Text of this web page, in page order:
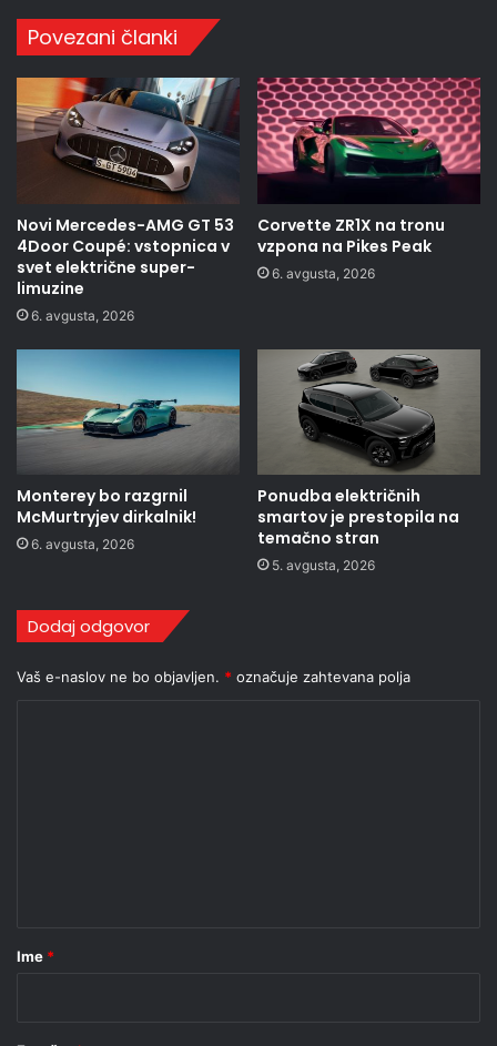
Povezani članki
Novi Mercedes-AMG GT 53
4Door Coupé: vstopnica v
svet električne super-
limuzine
6. avgusta, 2026
Corvette ZR1X na tronu
vzpona na Pikes Peak
6. avgusta, 2026
Monterey bo razgrnil
McMurtryjev dirkalnik!
6. avgusta, 2026
Ponudba električnih
smartov je prestopila na
temačno stran
5. avgusta, 2026
Dodaj odgovor
Vaš e-naslov ne bo objavljen. * označuje zahtevana polja
rIme *